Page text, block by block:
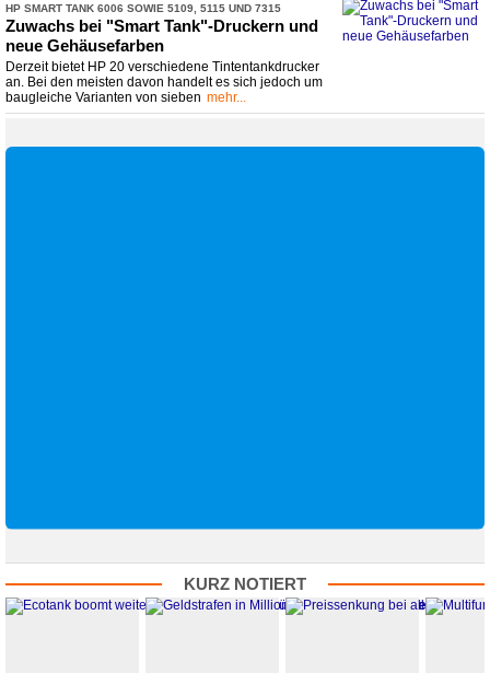
HP SMART TANK 6006 SOWIE 5109, 5115 UND 7315
Zuwachs bei "Smart Tank"-​Druckern und
neue Gehäusefarben
Derzeit bietet HP 20 verschiedene Tintentankdrucker
an. Bei den meisten davon handelt es sich jedoch um
baugleiche Varianten von sieben mehr...
KURZ NOTIERT